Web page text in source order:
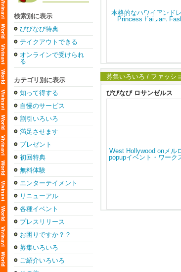
検索別に表示
びびなび特典
テイクアウトできる
オンラインで受けられ
る
カテゴリ別に表示
知って得する
自慢のサービス
割引いろいろ
満足させます
プレゼント
初回特典
無料体験
エンターテイメント
リニューアル
各種イベント
プレスリリース
お困りですか？？
募集いろいろ
ご紹介いろいろ
募集いろいろ / ファッシ
びびなび ロサンゼルス